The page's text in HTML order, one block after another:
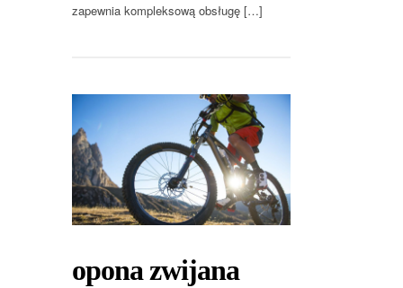
zapewnia kompleksową obsługę […]
opona zwijana